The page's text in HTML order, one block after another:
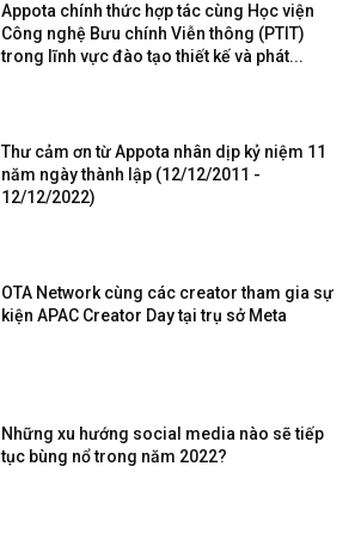
Appota chính thức hợp tác cùng Học viện
Công nghệ Bưu chính Viễn thông (PTIT)
trong lĩnh vực đào tạo thiết kế và phát...
Thư cảm ơn từ Appota nhân dịp kỷ niệm 11
năm ngày thành lập (12/12/2011 -
12/12/2022)
OTA Network cùng các creator tham gia sự
kiện APAC Creator Day tại trụ sở Meta
Những xu hướng social media nào sẽ tiếp
tục bùng nổ trong năm 2022?